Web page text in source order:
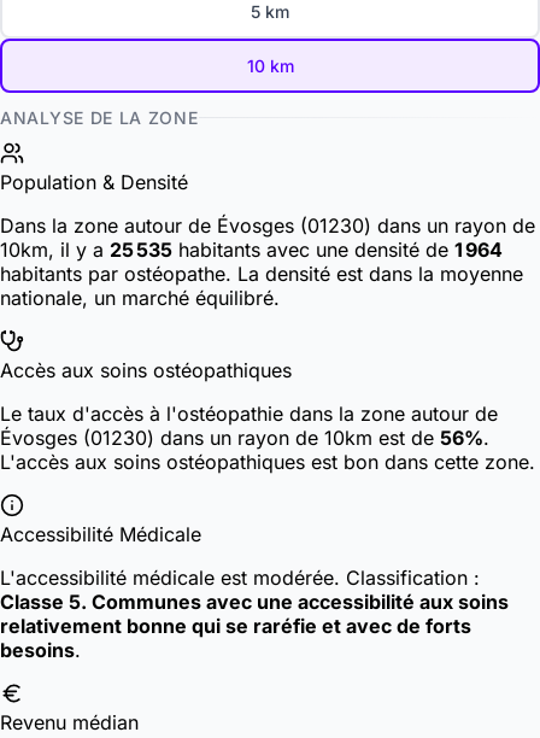
5 km
10 km
ANALYSE DE LA ZONE
Population & Densité
Dans la zone autour de Évosges (01230) dans un rayon de
10km, il y a 25 535 habitants avec une densité de 1 964
habitants par ostéopathe. La densité est dans la moyenne
nationale, un marché équilibré.
Accès aux soins ostéopathiques
Le taux d'accès à l'ostéopathie dans la zone autour de
Évosges (01230) dans un rayon de 10km est de 56%.
L'accès aux soins ostéopathiques est bon dans cette zone.
Accessibilité Médicale
L'accessibilité médicale est modérée. Classification :
Classe 5. Communes avec une accessibilité aux soins
relativement bonne qui se raréfie et avec de forts
besoins.
Revenu médian